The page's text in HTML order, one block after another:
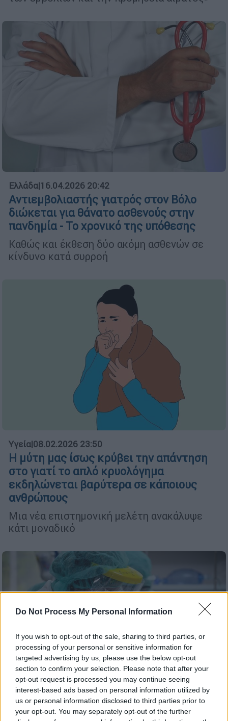
Do Not Process My Personal Information
If you wish to opt-out of the sale, sharing to third parties, or
processing of your personal or sensitive information for
targeted advertising by us, please use the below opt-out
section to confirm your selection. Please note that after your
opt-out request is processed you may continue seeing
interest-based ads based on personal information utilized by
us or personal information disclosed to third parties prior to
your opt-out. You may separately opt-out of the further
Ελλάδα|16.04.2026 20:42
Αντιεμβολιαστής γιατρός στον Βόλο
διώκεται για θάνατο ασθενούς στην
πανδημία - Το χρονικό της υπόθεσης
Καθώς και έκθεση δύο ακόμη ασθενών σε
κίνδυνο κατά συρροή
Υγεία|08.02.2026 23:50
Η μύτη μας ίσως κρύβει την απάντηση
στο γιατί το απλό κρυολόγημα
εκδηλώνεται βαρύτερα σε κάποιους
ανθρώπους
Μια νέα επιστημονική μελέτη ανακάλυψε
κάτι μοναδικό
Υγεία |29.01.2026 17:45